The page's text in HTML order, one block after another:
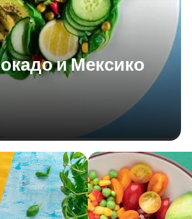
и Мексико